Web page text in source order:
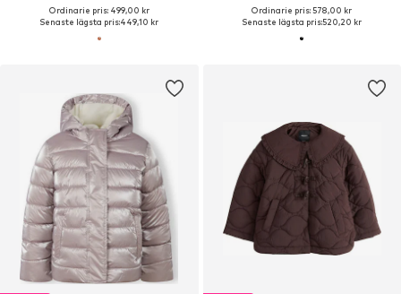
Ordinarie pris: 499,00 kr
Senaste lägsta pris:449,10 kr
Ordinarie pris: 578,00 kr
Senaste lägsta pris:520,20 kr